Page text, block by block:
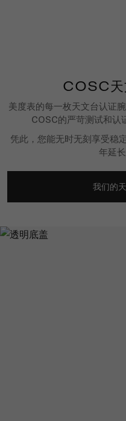
COSC天
美度表的每一枚天文台认证
COSC的严苛测试和认
凭此，您能无时无刻享受稳
年延
我们的